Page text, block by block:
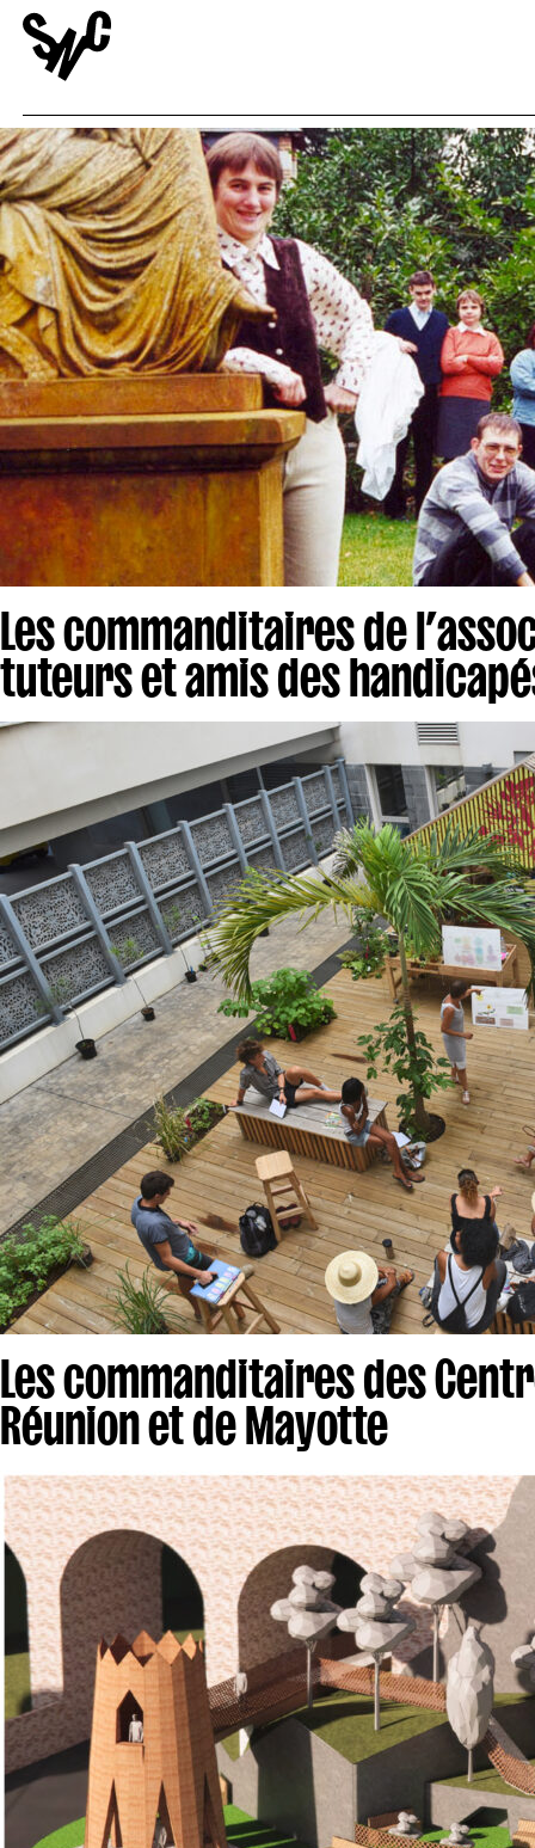
Les commanditaires de
tuteurs et amis des
Les commanditaires des
Réunion et de Mayotte